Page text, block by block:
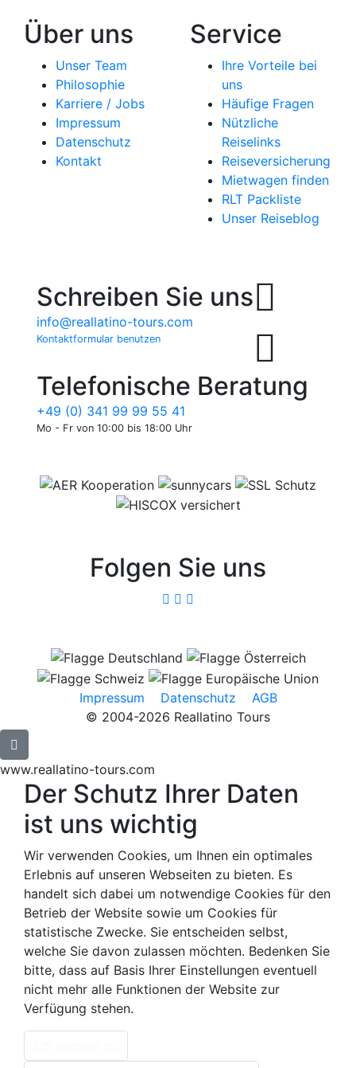
Über uns
Unser Team
Philosophie
Karriere / Jobs
Impressum
Datenschutz
Kontakt
Service
Ihre Vorteile bei
uns
Häufige Fragen
Nützliche
Reiselinks
Reiseversicherung
Mietwagen finden
RLT Packliste
Unser Reiseblog
Schreiben Sie uns
info@reallatino-tours.com
Kontaktformular benutzen
Telefonische Beratung
+49 (0) 341 99 99 55 41
Mo - Fr von 10:00 bis 18:00 Uhr
Folgen Sie uns
Impressum Datenschutz
AGB
© 2004-2026 Reallatino Tours
www.reallatino-tours.com
Der Schutz Ihrer Daten
ist uns wichtig
Wir verwenden Cookies, um Ihnen ein optimales
Erlebnis auf unseren Webseiten zu bieten. Es
handelt sich dabei um notwendige Cookies für den
Betrieb der Website sowie um Cookies für
statistische Zwecke. Sie entscheiden selbst,
welche Sie davon zulassen möchten. Bedenken Sie
bitte, dass auf Basis Ihrer Einstellungen eventuell
nicht mehr alle Funktionen der Website zur
Verfügung stehen.